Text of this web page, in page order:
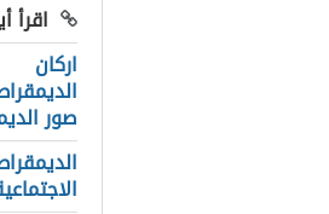
اقرأ
اركان
صور